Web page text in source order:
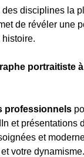
des disciplines la
de révéler une
histoire.
portraitiste
professionnels
et présentations
et
votre dynamisme.